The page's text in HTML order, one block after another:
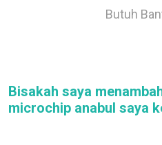
Butuh
Bisakah saya
microchip anabul saya